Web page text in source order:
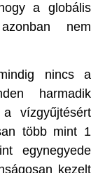
a globális
nem
nincs a
harmadik
vízgyűjtésért
több mint 1
egynegyede
kezelt